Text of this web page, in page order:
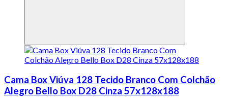
Cama Box Viúva 128 Tecido Branco Com Colchão
Alegro Bello Box D28 Cinza 57x128x188